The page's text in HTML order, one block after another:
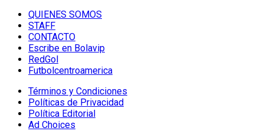
QUIENES SOMOS
STAFF
CONTACTO
Escribe en Bolavip
RedGol
Futbolcentroamerica
Términos y Condiciones
Políticas de Privacidad
Política Editorial
Ad Choices